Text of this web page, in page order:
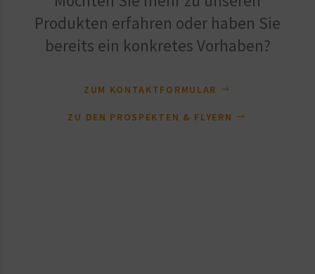
Produkten erfahren oder haben Sie
bereits ein konkretes Vorhaben?
ZUM KONTAKTFORMULAR
ZU DEN PROSPEKTEN & FLYERN